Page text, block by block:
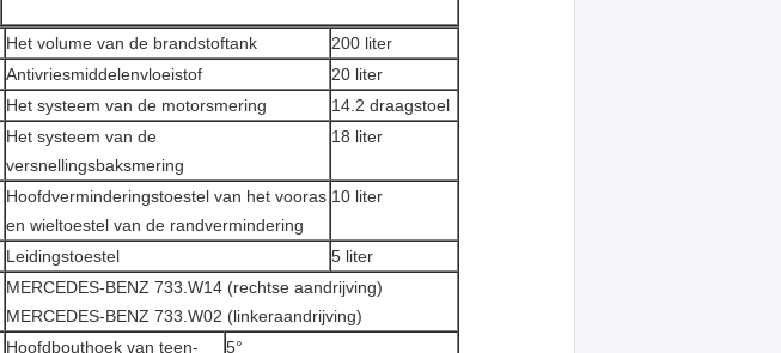
Het volume van de brandstoftank
200 liter
Antivriesmiddelenvloeistof
20 liter
Het systeem van de motorsmering
14.2 draagstoel
Het systeem van de
versnellingsbaksmering
18 liter
Hoofdverminderingstoestel van het vooras
en wieltoestel van de randvermindering
10 liter
Leidingstoestel
5 liter
MERCEDES-BENZ 733.W14 (rechtse aandrijving)
MERCEDES-BENZ 733.W02 (linkeraandrijving)
Hoofdbouthoek van teen- 5°